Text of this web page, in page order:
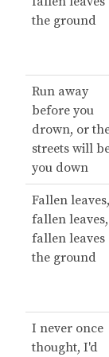
the ground
Run away
before you
drown, or
streets will
you down
Fallen leaves,
fallen leaves,
fallen leaves
the ground
I never once
thought, I'd